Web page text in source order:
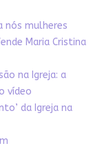
nós mulheres
Maria Cristina
na Igreja: a
vídeo
da Igreja na